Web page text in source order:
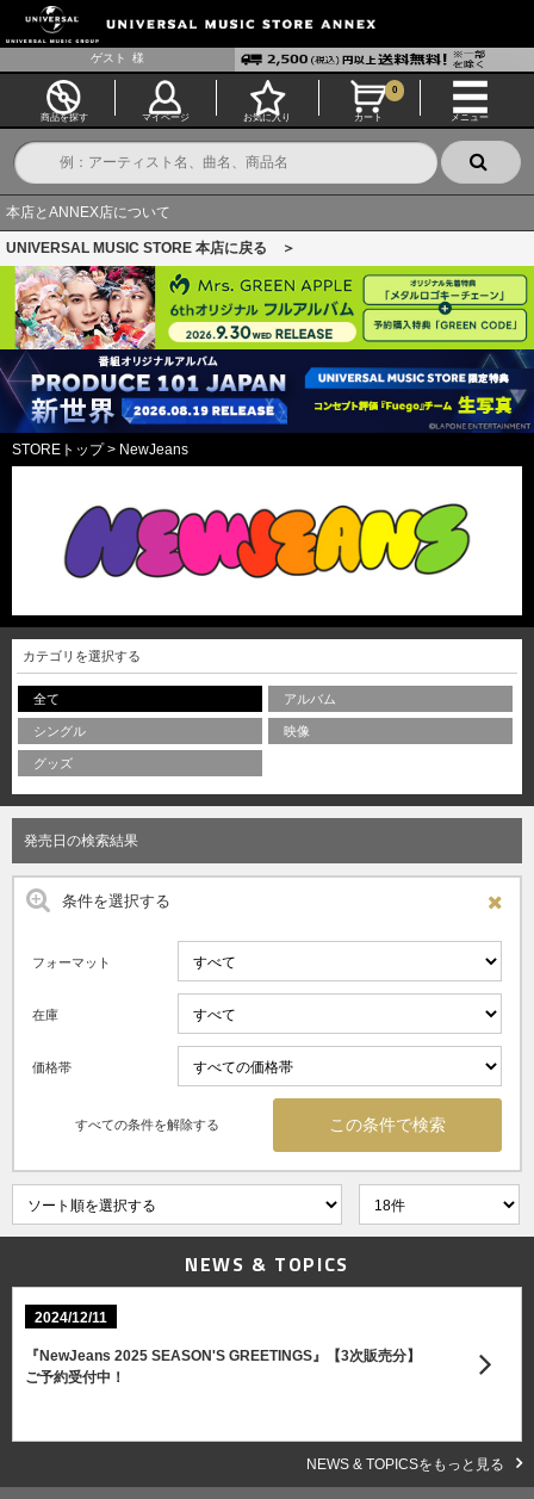
ゲスト 様
商品を探す マイページ お気に入り カート
0
メニュー
本店とANNEX店について
UNIVERSAL MUSIC STORE 本店に戻る ＞
STOREトップ> NewJeans
カテゴリを選択する
全て アルバム
シングル 映像
グッズ
発売日の検索結果
条件を選択する
フォーマット
在庫
価格帯
すべての条件を解除する
NEWS & TOPICS
2024/12/11
『NewJeans 2025 SEASON'S GREETINGS』【3次販売分】
ご予約受付中！
NEWS & TOPICSをもっと見る